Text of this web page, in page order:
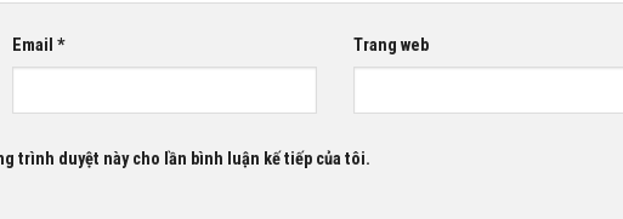
Email * Trang web
trình duyệt này cho lần bình luận kế tiếp của tôi.